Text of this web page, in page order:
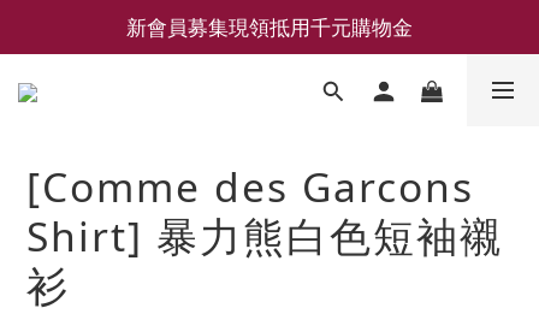
新會員募集現領抵用千元購物金
新會員募集現領抵用千元購物金
LEMAIRE 經典可頌包 NEW ARRIVAL
新會員募集現領抵用千元購物金
[Comme des Garcons
Shirt] 暴力熊白色短袖襯
衫